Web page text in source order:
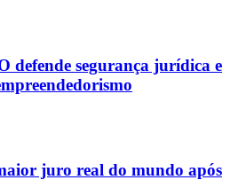
defende segurança jurídica e
juro real do mundo após